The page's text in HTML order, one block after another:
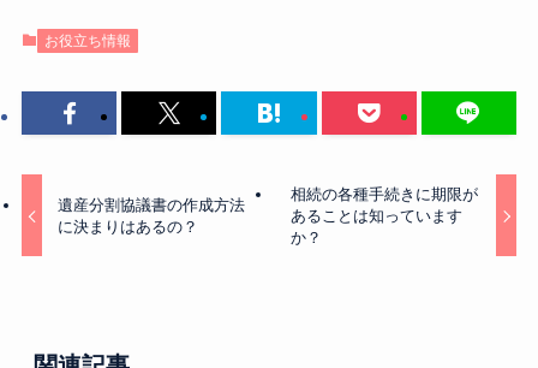
お役立ち情報
遺産分割協議書の作成方法
に決まりはあるの？
相続の各種手続きに期限が
あることは知っています
か？